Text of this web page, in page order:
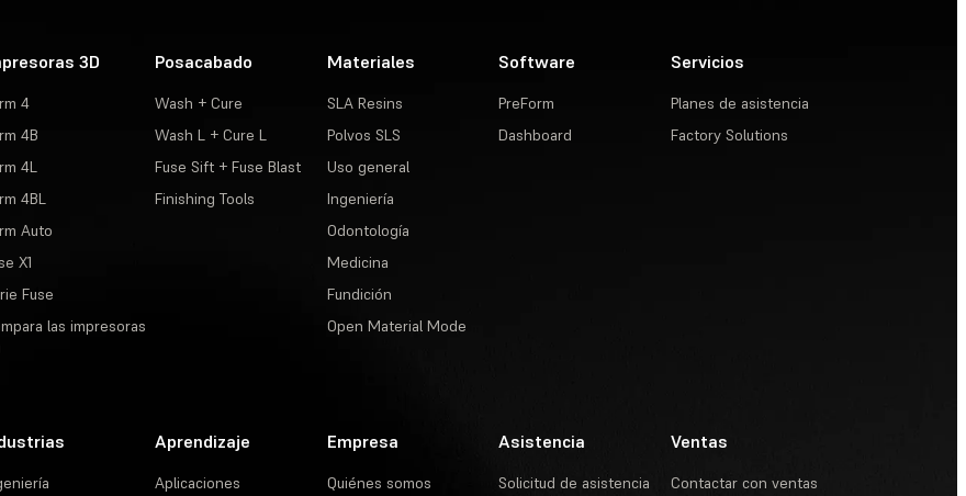
3D
4
4B
4L
4BL
Auto
X1
Fuse
las impresoras
Posacabado
Wash + Cure
Wash L + Cure L
Fuse Sift + Fuse Blast
Finishing Tools
Materiales
SLA Resins
Polvos SLS
Uso general
Ingeniería
Odontología
Medicina
Fundición
Open Material Mode
Software
PreForm
Dashboard
Servicios
Planes de asistencia
Factory Solutions
Aprendizaje
Aplicaciones
Empresa
Quiénes somos
Asistencia
Solicitud de asistencia
Ventas
Contactar con ventas